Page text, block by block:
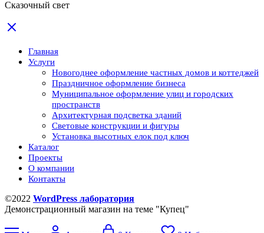
Сказочный свет
Главная
Услуги
Новогоднее оформление частных домов и коттеджей
Праздничное оформление бизнеса
Муниципальное оформление улиц и городских
пространств
Архитектурная подсветка зданий
Световые конструкции и фигуры
Установка высотных елок под ключ
Каталог
Проекты
О компании
Контакты
©2022 WordPress лаборатория
Демонстрационный магазин на теме "Купец"